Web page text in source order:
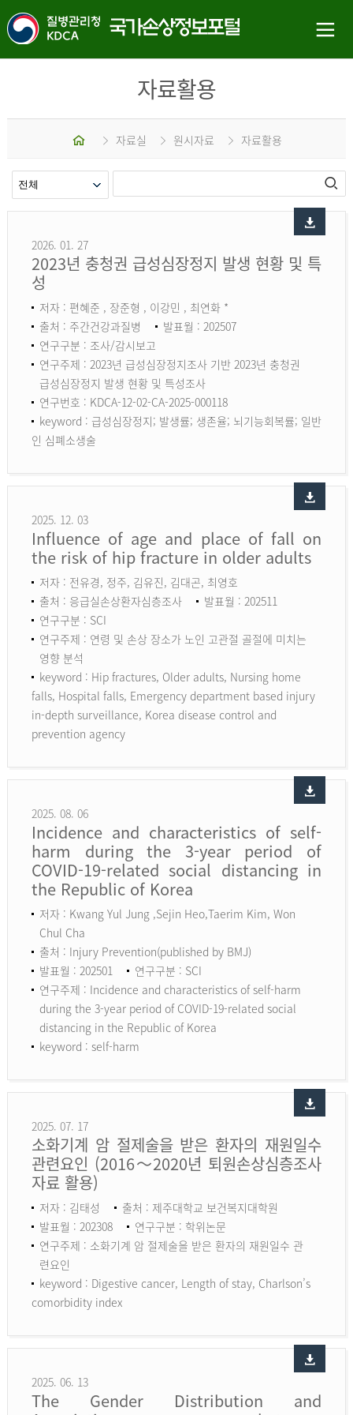
자료활용
홈 자료실 원시자료 자료활용
2026. 01. 27
2023년 충청권 급성심장정지 발생 현황 및 특
성
저자 : 편혜준 , 장준형 , 이강민 , 최연화 *
출처 : 주간건강과질병
발표월 : 202507
연구구분 : 조사/감시보고
연구주제 : 2023년 급성심장정지조사 기반 2023년 충청권
급성심장정지 발생 현황 및 특성조사
연구번호 : KDCA-12-02-CA-2025-000118
keyword : 급성심장정지; 발생률; 생존율; 뇌기능회복률; 일반
인 심폐소생술
2025. 12. 03
Influence of age and place of fall on
the risk of hip fracture in older adults
저자 : 전유경, 정주, 김유진, 김대곤, 최영호
출처 : 응급실손상환자심층조사
발표월 : 202511
연구구분 : SCI
연구주제 : 연령 및 손상 장소가 노인 고관절 골절에 미치는
영향 분석
keyword : Hip fractures, Older adults, Nursing home
falls, Hospital falls, Emergency department based injury
in-depth surveillance, Korea disease control and
prevention agency
2025. 08. 06
Incidence and characteristics of self-
harm during the 3-year period of
COVID-19-related social distancing in
the Republic of Korea
저자 : Kwang Yul Jung ,Sejin Heo,Taerim Kim, Won
Chul Cha
출처 : Injury Prevention(published by BMJ)
발표월 : 202501
연구구분 : SCI
연구주제 : Incidence and characteristics of self-harm
during the 3-year period of COVID-19-related social
distancing in the Republic of Korea
keyword : self-harm
2025. 07. 17
소화기계 암 절제술을 받은 환자의 재원일수
관련요인 (2016～2020년 퇴원손상심층조사
자료 활용)
저자 : 김태성
출처 : 제주대학교 보건복지대학원
발표월 : 202308
연구구분 : 학위논문
연구주제 : 소화기계 암 절제술을 받은 환자의 재원일수 관
련요인
keyword : Digestive cancer, Length of stay, Charlson’s
comorbidity index
2025. 06. 13
The Gender Distribution and